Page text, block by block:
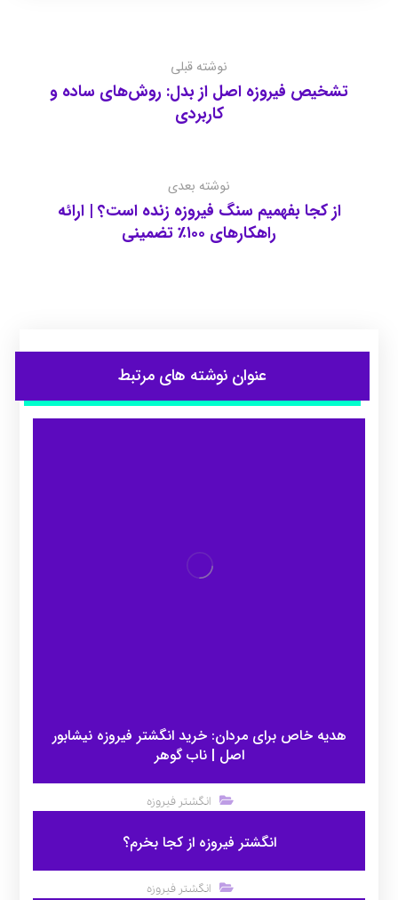
نوشته قبلی
تشخیص فیروزه اصل از بدل: روش‌های ساده و
کاربردی
نوشته بعدی
از کجا بفهمیم سنگ فیروزه زنده است؟ | ارائه
راهکارهای ۱۰۰٪ تضمینی
عنوان ‫نوشته های مرتبط
هدیه خاص برای مردان: خرید انگشتر فیروزه نیشابور
اصل | ناب گوهر
انگشتر فیروزه
انگشتر فیروزه از کجا بخرم؟
انگشتر فیروزه